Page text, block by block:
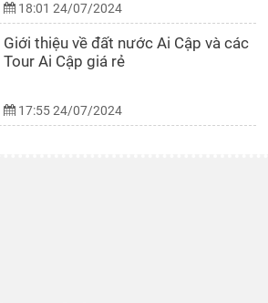
18:01 24/07/2024
Giới thiệu về đất nước Ai Cập và các
Tour Ai Cập giá rẻ
17:55 24/07/2024